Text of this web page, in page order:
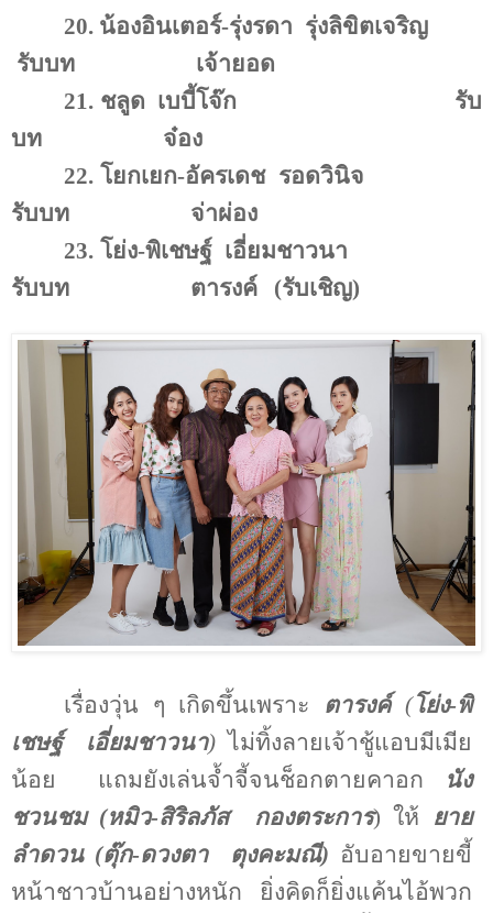
20. น้องอินเตอร์-รุ่งรดา รุ่งลิขิตเจริญ
รับบท
เจ้ายอด
21. ชลูด เบบี้โจ๊ก
รับ
บท
จ๋อง
22. โยกเยก-อัครเดช รอดวินิจ
รับบท
จ่าผ่อง
23. โย่ง-พิเชษฐ์ เอี่ยมชาวนา
รับบท
ตารงค์ (รับเชิญ)
เรื่องวุ่น ๆ เกิดขึ้นเพราะ ตารงค์ (โย่ง-พิ
เชษฐ์
เอี่ยมชาวนา) ไม่ทิ้งลายเจ้าชู้แอบมีเมีย
น้อย
แถมยังเล่นจ้ำจี้จนช็อกตายคาอก
นัง
ชวนชม (หมิว-สิริลภัส กองตระการ) ให้ ยาย
ลำดวน (ตุ๊ก-ดวงตา
ตุงคะมณี) อับอายขายขี้
หน้าชาวบ้านอย่างหนัก
ยิ่งคิดก็ยิ่งแค้นไอ้พวก